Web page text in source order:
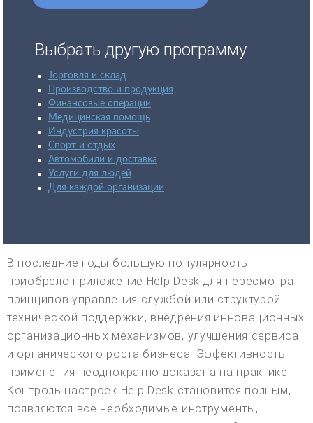
Выбрать другую программу
Торговля и склад
Производство и продукция
Финансовые операции
Медицинская помощь
Индустрия красоты
Спорт и отдых
Автомобили и доставка
Услуги для людей
Для каждой организации
В последние годы большую популярность
приобрело приложение Help Desk для пересмотра
принципов управления службой или структурой
технической поддержки, внедрения инновационных
организационных механизмов, улучшения сервиса
и органического роста бизнеса. Эффективность
применения неоднократно доказана на практике.
Контроль настроек Help Desk становится полным,
появляются все необходимые инструменты,